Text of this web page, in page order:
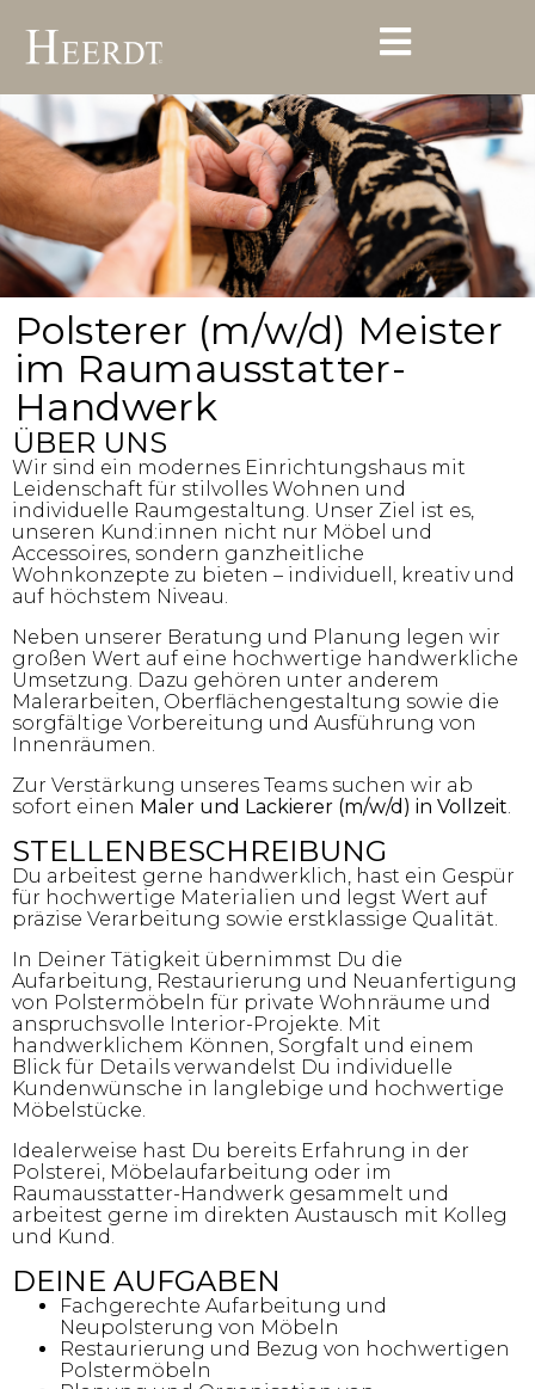
Polsterer (m/w/d) Meister
im Raumausstatter-
Handwerk
ÜBER UNS
Wir sind ein modernes Einrichtungshaus mit
Leidenschaft für stilvolles Wohnen und
individuelle Raumgestaltung. Unser Ziel ist es,
unseren Kund:innen nicht nur Möbel und
Accessoires, sondern ganzheitliche
Wohnkonzepte zu bieten – individuell, kreativ und
auf höchstem Niveau.
Neben unserer Beratung und Planung legen wir
großen Wert auf eine hochwertige handwerkliche
Umsetzung. Dazu gehören unter anderem
Malerarbeiten, Oberflächengestaltung sowie die
sorgfältige Vorbereitung und Ausführung von
Innenräumen.
Zur Verstärkung unseres Teams suchen wir ab
sofort einen Maler und Lackierer (m/w/d) in Vollzeit
STELLENBESCHREIBUNG
Du arbeitest gerne handwerklich, hast ein Gespür
für hochwertige Materialien und legst Wert auf
präzise Verarbeitung sowie erstklassige Qualität.
In Deiner Tätigkeit übernimmst Du die
Aufarbeitung, Restaurierung und Neuanfertigung
von Polstermöbeln für private Wohnräume und
anspruchsvolle Interior-Projekte. Mit
handwerklichem Können, Sorgfalt und einem
Blick für Details verwandelst Du individuelle
Kundenwünsche in langlebige und hochwertige
Möbelstücke.
Idealerweise hast Du bereits Erfahrung in der
Polsterei, Möbelaufarbeitung oder im
Raumausstatter-Handwerk gesammelt und
arbeitest gerne im direkten Austausch mit Kolleg
und Kund.
DEINE AUFGABEN
Fachgerechte Aufarbeitung und
Neupolsterung von Möbeln
Restaurierung und Bezug von hochwertigen
Polstermöbeln